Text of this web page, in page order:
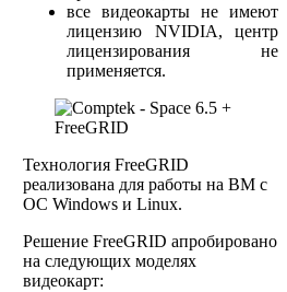
все видеокарты не имеют
лицензию NVIDIA, центр
лицензирования не
применяется.
Технология FreeGRID
реализована для работы на ВМ с
ОС Windows и Linux.
Решение FreeGRID апробировано
на следующих моделях
видеокарт: